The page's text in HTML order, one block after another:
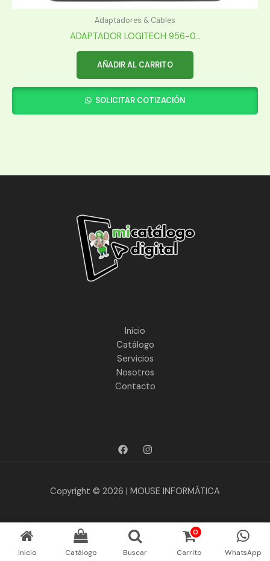
Adaptadores & Cables
ADAPTADOR LOGITECH 956-0...
AÑADIR AL CARRITO
SOLICITAR COTIZACIÓN
Inicio
Catálogo
Servicios
Nosotros
Contacto
Copyright © 2026 | MOUSE INFORMÁTICA
Inicio Catálogo Buscar
0
Carrito WhatsApp